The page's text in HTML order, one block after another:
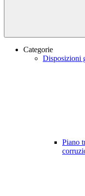
Categorie
Disposizioni
Piano